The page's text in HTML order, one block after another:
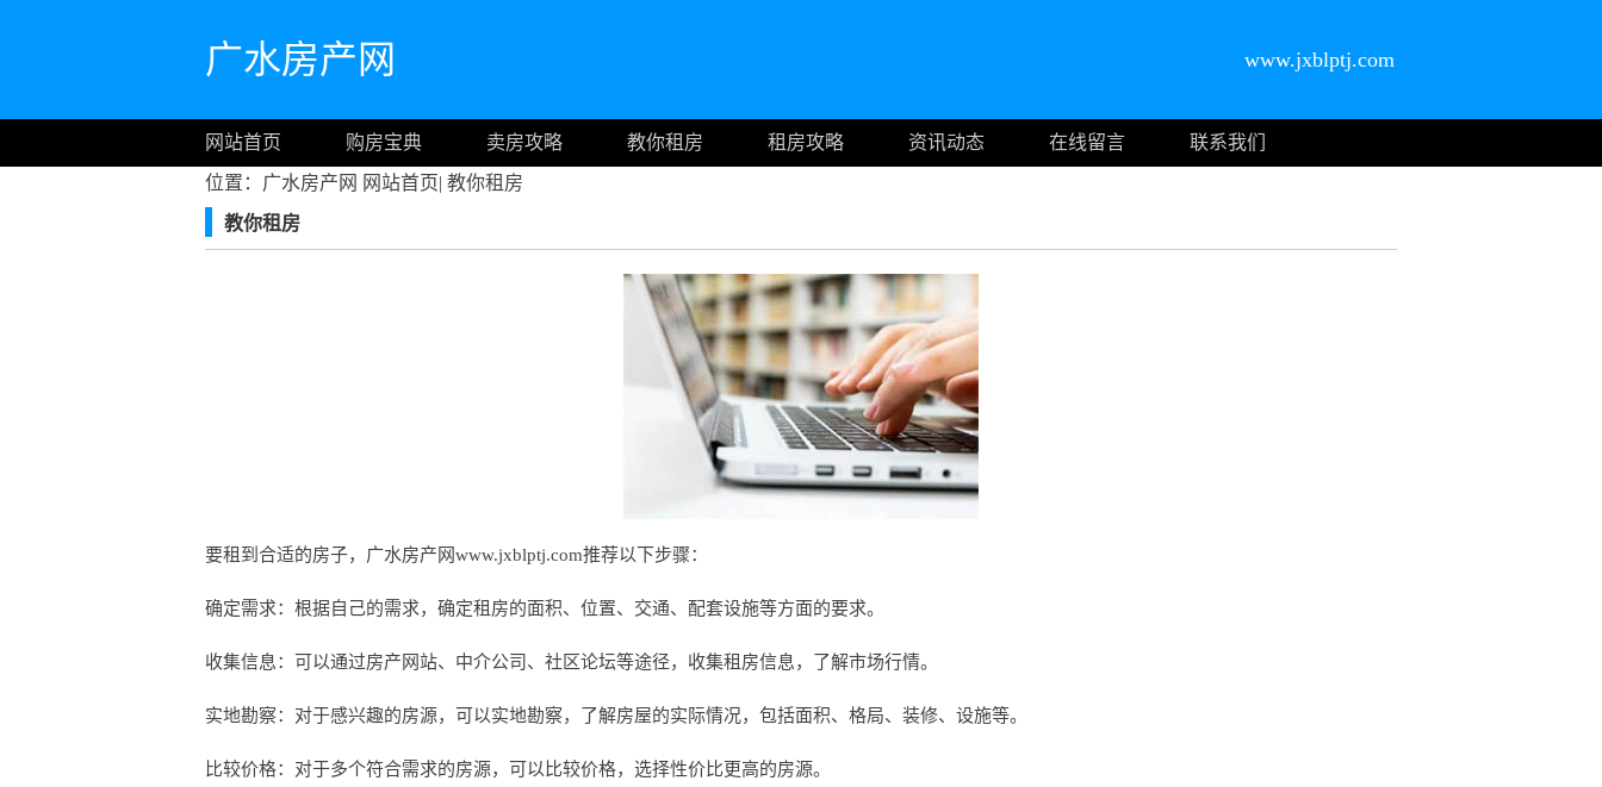
广水房产网 www.jxblptj.com
网站首页 购房宝典 卖房攻略 教你租房 租房攻略 资讯动态 在线留言
联系我们
位置：广水房产网 网站首页| 教你租房
教你租房
要租到合适的房子，广水房产网www.jxblptj.com推荐以下步骤：
确定需求：根据自己的需求，确定租房的面积、位置、交通、配套设施等方面的要求。
收集信息：可以通过房产网站、中介公司、社区论坛等途径，收集租房信息，了解市场行情。
实地勘察：对于感兴趣的房源，可以实地勘察，了解房屋的实际情况，包括面积、格局、装修、设施等。
比较价格：对于多个符合需求的房源，可以比较价格，选择性价比更高的房源。